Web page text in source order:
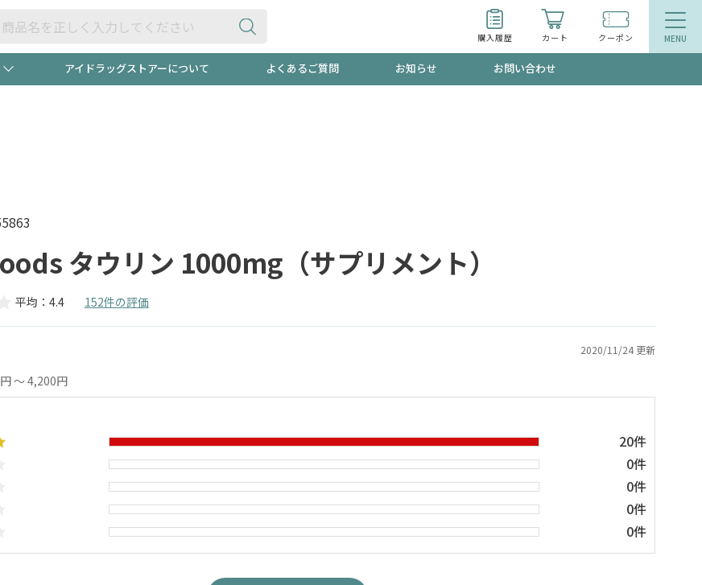
購入履歴 カート クーポン
"出現中！今月のスト
ポンプレゼント中！！
不定期配信
アイドラッグストアーについて よくあるご質問 お知らせ お問い合わせ
タウリン 1000mg（サプリメント）
平均：4.4 152件の評価
2020/11/24 更新
～ 4,200円
20件
0件
0件
0件
0件